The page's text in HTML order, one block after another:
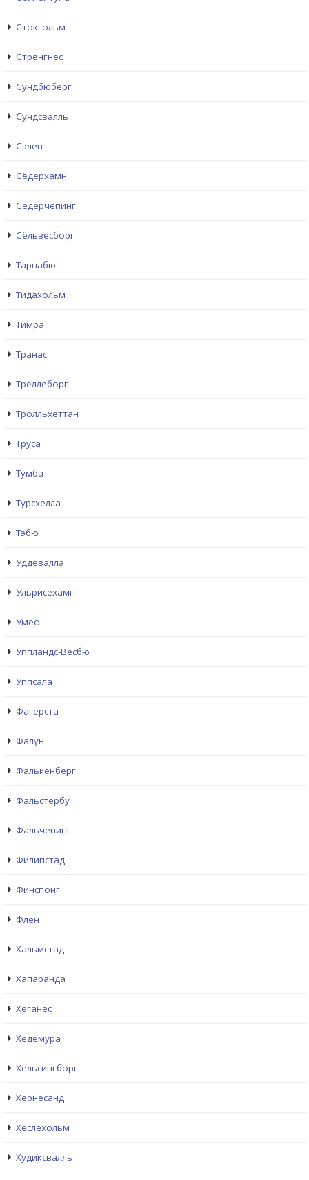
Стокгольм
Стренгнес
Сундбюберг
Сундсвалль
Сэлен
Сёдерхамн
Сёдерчёпинг
Сёльвесборг
Тарнабю
Тидахольм
Тимра
Транас
Треллеборг
Тролльхеттан
Труса
Тумба
Турсхелла
Тэбю
Уддевалла
Ульрисехамн
Умео
Уппландс-Весбю
Уппсала
Фагерста
Фалун
Фалькенберг
Фальстербу
Фальчепинг
Филипстад
Финспонг
Флен
Хальмстад
Хапаранда
Хеганес
Хедемура
Хельсингборг
Хернесанд
Хеслехольм
Худиксвалль